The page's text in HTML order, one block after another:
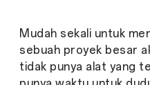
Mudah sekali untuk
sebuah proyek besar
tidak punya alat yang